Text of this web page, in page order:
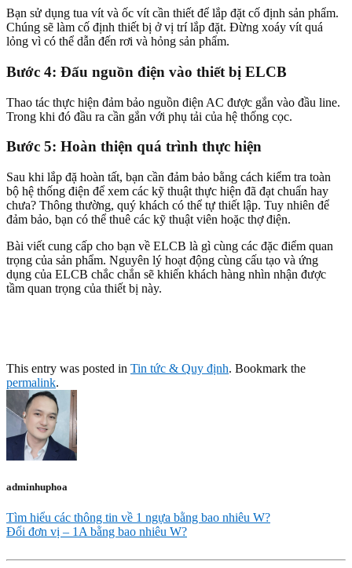
Bạn sử dụng tua vít và ốc vít cần thiết để lắp đặt cố định sản phẩm.
Chúng sẽ làm cố định thiết bị ở vị trí lắp đặt. Đừng xoáy vít quá
lỏng vì có thể dẫn đến rơi và hỏng sản phẩm.
Bước 4: Đấu nguồn điện vào thiết bị ELCB
Thao tác thực hiện đảm bảo nguồn điện AC được gắn vào đầu line.
Trong khi đó đầu ra cần gắn với phụ tải của hệ thống cọc.
Bước 5: Hoàn thiện quá trình thực hiện
Sau khi lắp đặ hoàn tất, bạn cần đảm bảo bằng cách kiểm tra toàn
bộ hệ thống điện để xem các kỹ thuật thực hiện đã đạt chuẩn hay
chưa? Thông thường, quý khách có thể tự thiết lập. Tuy nhiên để
đảm bảo, bạn có thể thuê các kỹ thuật viên hoặc thợ điện.
Bài viết cung cấp cho bạn về ELCB là gì cùng các đặc điểm quan
trọng của sản phẩm. Nguyên lý hoạt động cùng cấu tạo và ứng
dụng của ELCB chắc chắn sẽ khiến khách hàng nhìn nhận được
tầm quan trọng của thiết bị này.
This entry was posted in Tin tức & Quy định. Bookmark the
permalink.
adminhuphoa
Tìm hiểu các thông tin về 1 ngựa bằng bao nhiêu W?
Đổi đơn vị – 1A bằng bao nhiêu W?